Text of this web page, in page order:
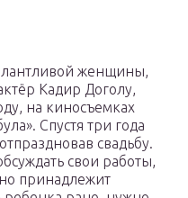
женщины,
Кадир Доголу,
на киносъемках
Спустя три года
свадьбу.
свои работы,
принадлежит